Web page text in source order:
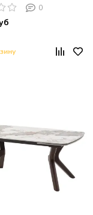
0